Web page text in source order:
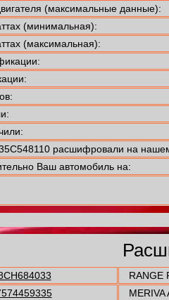
(максимальные данные):
(минимальная):
(максимальная):
расшифровали на
Ваш автомобиль на:
RANGE
MERIVA